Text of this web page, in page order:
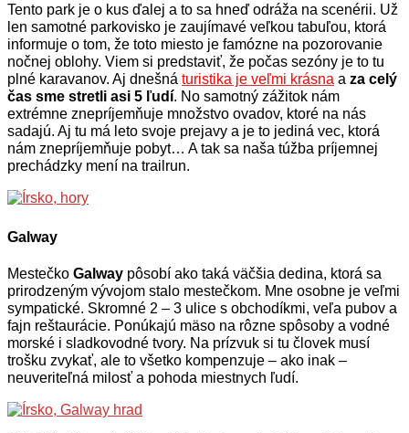
Tento park je o kus ďalej a to sa hneď odráža na scenérii. Už
len samotné parkovisko je zaujímavé veľkou tabuľou, ktorá
informuje o tom, že toto miesto je famózne na pozorovanie
nočnej oblohy. Viem si predstaviť, že počas sezóny je to tu
plné karavanov. Aj dnešná turistika je veľmi krásna a za celý
čas sme stretli asi 5 ľudí. No samotný zážitok nám
extrémne znepríjemňuje množstvo ovadov, ktoré na nás
sadajú. Aj tu má leto svoje prejavy a je to jediná vec, ktorá
nám znepríjemňuje pobyt… A tak sa naša túžba príjemnej
prechádzky mení na trailrun.
Galway
Mestečko Galway pôsobí ako taká väčšia dedina, ktorá sa
prirodzeným vývojom stalo mestečkom. Mne osobne je veľmi
sympatické. Skromné 2 – 3 ulice s obchodíkmi, veľa pubov a
fajn reštaurácie. Ponúkajú mäso na rôzne spôsoby a vodné
morské i sladkovodné tvory. Na prízvuk si tu človek musí
trošku zvykať, ale to všetko kompenzuje – ako inak –
neuveriteľná milosť a pohoda miestnych ľudí.